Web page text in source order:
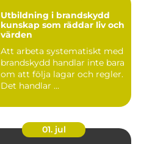
Utbildning i brandskydd
kunskap som räddar liv och
värden
Att arbeta systematiskt med
brandskydd handlar inte bara
om att följa lagar och regler.
Det handlar ...
01. jul